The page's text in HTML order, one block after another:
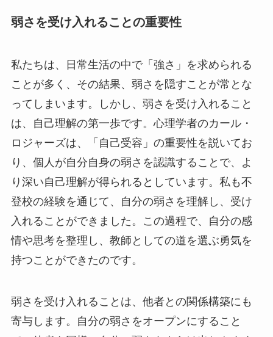
弱さを受け入れることの重要性
私たちは、日常生活の中で「強さ」を求められる
ことが多く、その結果、弱さを隠すことが常とな
ってしまいます。しかし、弱さを受け入れること
は、自己理解の第一歩です。心理学者のカール・
ロジャーズは、「自己受容」の重要性を説いてお
り、個人が自分自身の弱さを認識することで、よ
り深い自己理解が得られるとしています。私も不
登校の経験を通じて、自分の弱さを理解し、受け
入れることができました。この過程で、自分の感
情や思考を整理し、教師としての道を選ぶ勇気を
持つことができたのです。
弱さを受け入れることは、他者との関係構築にも
寄与します。自分の弱さをオープンにすること